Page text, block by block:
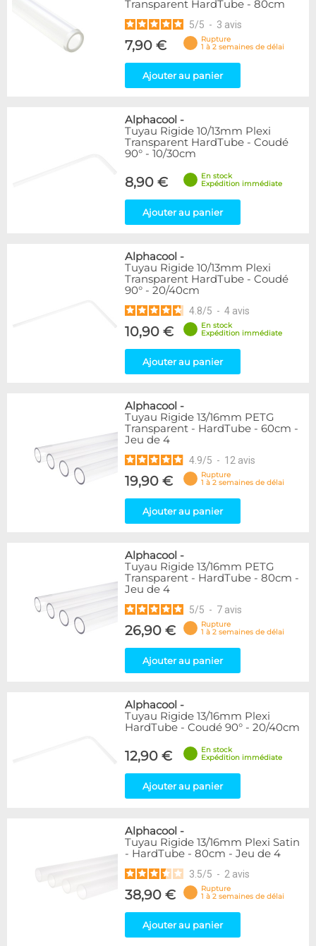
Transparent HardTube - 80cm
5/5 - 3 avis
7,90 €
Rupture
1 à 2 semaines de délai
Ajouter au panier
Alphacool -
Tuyau Rigide 10/13mm Plexi
Transparent HardTube - Coudé
90° - 10/30cm
8,90 €
En stock
Expédition immédiate
Ajouter au panier
Alphacool -
Tuyau Rigide 10/13mm Plexi
Transparent HardTube - Coudé
90° - 20/40cm
4.8/5 - 4 avis
10,90 €
En stock
Expédition immédiate
Ajouter au panier
Alphacool -
Tuyau Rigide 13/16mm PETG
Transparent - HardTube - 60cm -
Jeu de 4
4.9/5 - 12 avis
19,90 €
Rupture
1 à 2 semaines de délai
Ajouter au panier
Alphacool -
Tuyau Rigide 13/16mm PETG
Transparent - HardTube - 80cm -
Jeu de 4
5/5 - 7 avis
26,90 €
Rupture
1 à 2 semaines de délai
Ajouter au panier
Alphacool -
Tuyau Rigide 13/16mm Plexi
HardTube - Coudé 90° - 20/40cm
12,90 €
En stock
Expédition immédiate
Ajouter au panier
Alphacool -
Tuyau Rigide 13/16mm Plexi Satin
- HardTube - 80cm - Jeu de 4
3.5/5 - 2 avis
38,90 €
Rupture
1 à 2 semaines de délai
Ajouter au panier